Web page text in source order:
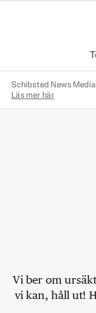
Schibsted News
Läs mer här
Vi ber om
vi kan, håll ut!